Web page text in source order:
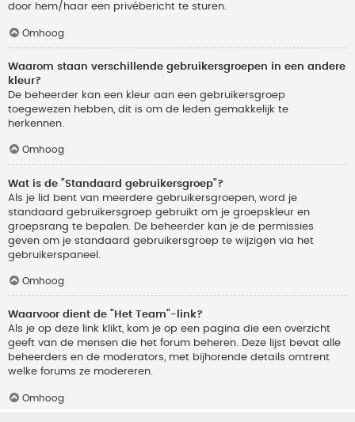
door hem/haar een privébericht te sturen.
Omhoog
Waarom staan verschillende gebruikersgroepen in een andere
kleur?
De beheerder kan een kleur aan een gebruikersgroep
toegewezen hebben, dit is om de leden gemakkelijk te
herkennen.
Omhoog
Wat is de "Standaard gebruikersgroep"?
Als je lid bent van meerdere gebruikersgroepen, word je
standaard gebruikersgroep gebruikt om je groepskleur en
groepsrang te bepalen. De beheerder kan je de permissies
geven om je standaard gebruikersgroep te wijzigen via het
gebruikerspaneel.
Omhoog
Waarvoor dient de "Het Team"-link?
Als je op deze link klikt, kom je op een pagina die een overzicht
geeft van de mensen die het forum beheren. Deze lijst bevat alle
beheerders en de moderators, met bijhorende details omtrent
welke forums ze modereren.
Omhoog